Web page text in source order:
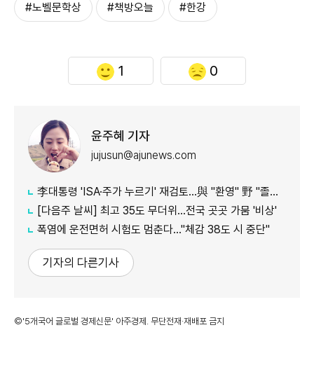
#노벨문학상 #책방오늘 #한강
1 0
윤주혜 기자
jujusun@ajunews.com
李대통령 'ISA·주가 누르기' 재검토…與 "환영" 野 "졸속 국정"
[다음주 날씨] 최고 35도 무더위…전국 곳곳 가뭄 '비상'
폭염에 운전면허 시험도 멈춘다…"체감 38도 시 중단"
기자의 다른기사
©'5개국어 글로벌 경제신문' 아주경제. 무단전재·재배포 금지